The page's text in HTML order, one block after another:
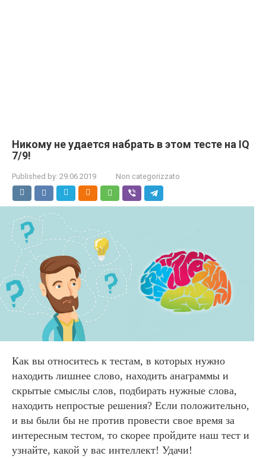
Никому не удается набрать в этом тесте на IQ
7/9!
Published by: 29.06.2019 Non categorizzato
Как вы относитесь к тестам, в которых нужно
находить лишнее слово, находить анаграммы и
скрытые смыслы слов, подбирать нужные слова,
находить непростые решения? Если положительно,
и вы были бы не против провести свое время за
интересным тестом, то скорее пройдите наш тест и
узнайте, какой у вас интеллект! Удачи!